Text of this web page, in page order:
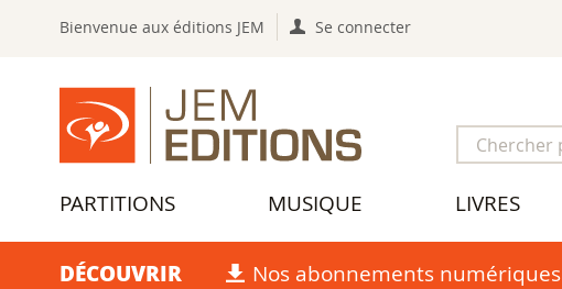
Bienvenue aux éditions JEM Se connecter
PARTITIONS MUSIQUE LIVRES
DÉCOUVRIR Nos abonnements numériques